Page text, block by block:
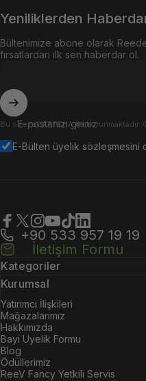
Yeniliklerden
Bültenimize abone olarak
fırsatlardan ilk sen haberdar ol.
E-postanızı giriniz
Bu site reCAPTCHA ile korunmaktadır.
E-Bülten üyelik sözleşmesini
Facebook
X (Twitter)
Instagram
YouTube
TikTok
LinkedIn
+90 533 957 19 19
İletişim Formu
Kategoriler
Kurumsal
Yatırımcı İlişkileri
Mağazalarımız
Hakkımızda
Bayi Üyelik Formu
Blog
Ödüllerimiz
ReeV Fancy Yetkili Servis